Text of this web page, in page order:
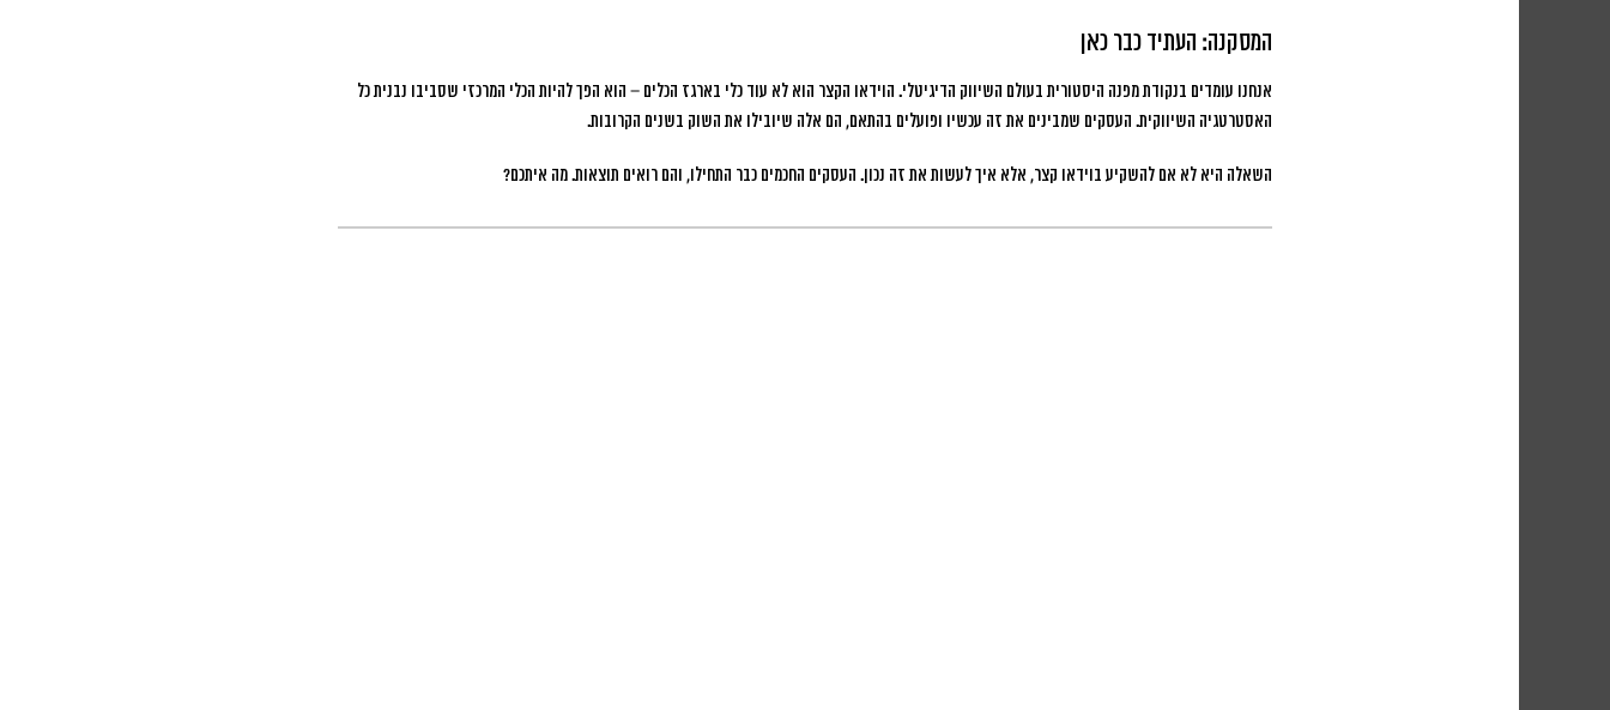
המסקנה: העתיד כבר כאן
אנחנו עומדים בנקודת מפנה היסטורית בעולם השיווק הדיגיטלי. הוידאו הקצר הוא לא עוד כלי בארגז הכלים – הוא הפך להיות הכלי המרכזי שסביבו נבנית כל
האסטרטגיה השיווקית. העסקים שמבינים את זה עכשיו ופועלים בהתאם, הם אלה שיובילו את השוק בשנים הקרובות.
השאלה היא לא אם להשקיע בוידאו קצר, אלא איך לעשות את זה נכון. העסקים החכמים כבר התחילו, והם רואים תוצאות. מה איתכם?